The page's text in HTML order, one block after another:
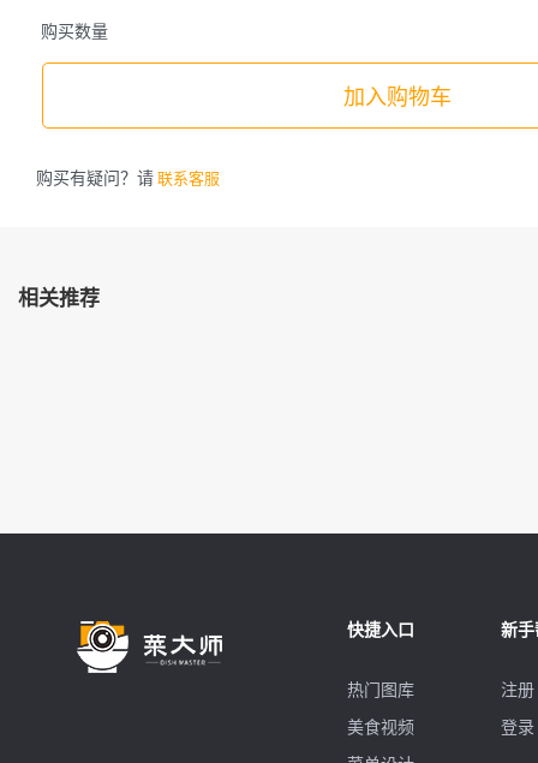
购买数量
加入购物车
购买有疑问？请 联系客服
相关推荐
快捷入口
热门图库
美食视频
新手
注册
登录